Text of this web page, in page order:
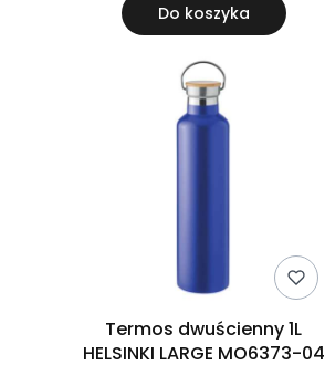
Do koszyka
Termos dwuścienny 1L
HELSINKI LARGE MO6373-04